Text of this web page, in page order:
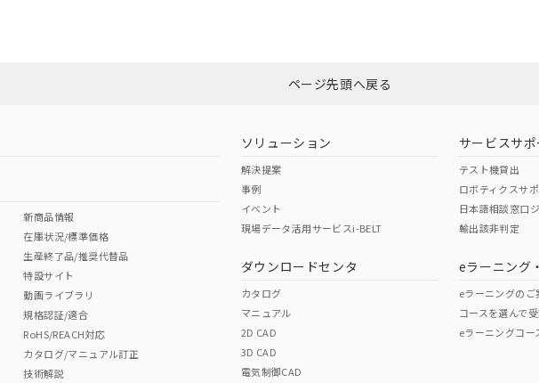
ダウンロードはこちら
Cr(VI)
（日本
（アメリカ
この製品の規格認証/適合
その他の認証はこちらのページからご
ページ先頭へ戻る
新商品情報
在庫状況/標準価格
生産終了品/推奨代替品
特設サイト
動画ライブラリ
規格認証/適合
RoHS/REACH対応
カタログ/マニュアル訂正
技術解説
ソリューション
解決提案
事例
イベント
現場データ活用サービスi-BELT
ダウンロードセンタ
カタログ
マニュアル
2D CAD
3D CAD
電気制御CAD
サービスサポ
テスト機貸出
ロボティクスサ
日本語相談窓口
輸出該非判定
eラーニング
eラーニングのご
コースを選んで
eラーニングコー